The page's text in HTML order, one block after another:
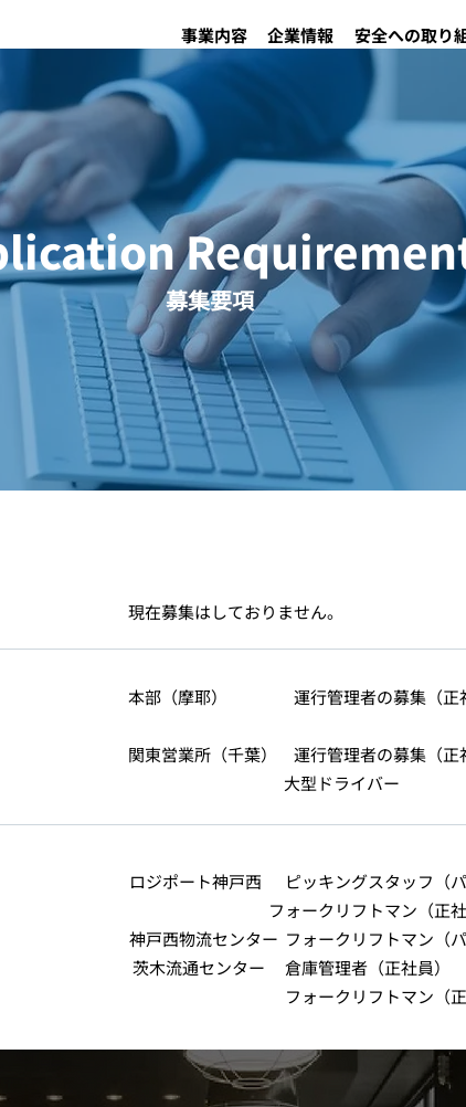
事業内容 企業情報 安全への取り
募集要項
現在募集はしておりません。
本部（摩耶） 運行管理者の募集（正社
関東営業所（千葉） 運行管理者の募集（正
​ 大型ドライバー
ロジポート神戸西 ピッキングスタッフ（パ
フォークリフトマン（正社
​神戸西物流センター フォークリフトマン （
茨木流通センター 倉庫管理者（正社員）
フォークリフトマン（正